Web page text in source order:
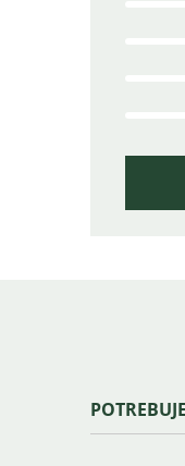
Zápätie